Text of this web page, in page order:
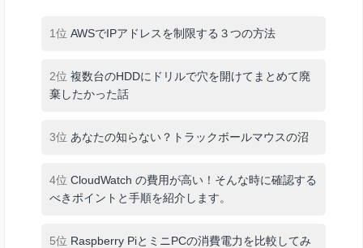
1位 AWSでIPアドレスを制限する３つの方法
2位 複数台のHDDにドリルで穴を開けてまとめて廃
棄したかった話
3位 あなたの知らない？トラックボールマウスの沼
4位 CloudWatch の費用が高い！そんな時に確認する
べきポイントと手順を紹介します。
5位 Raspberry PiとミニPCの消費電力を比較してみ